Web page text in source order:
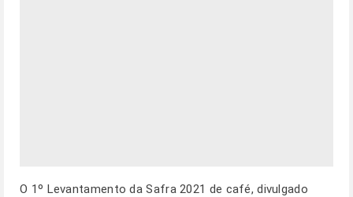
O 1º Levantamento da Safra 2021 de café, divulgado